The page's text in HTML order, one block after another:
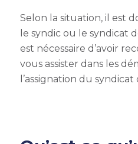
Selon la situation, il est
le syndicou le syndicat
est nécessaire d’avoir
vous assister dans les
l’assignation du